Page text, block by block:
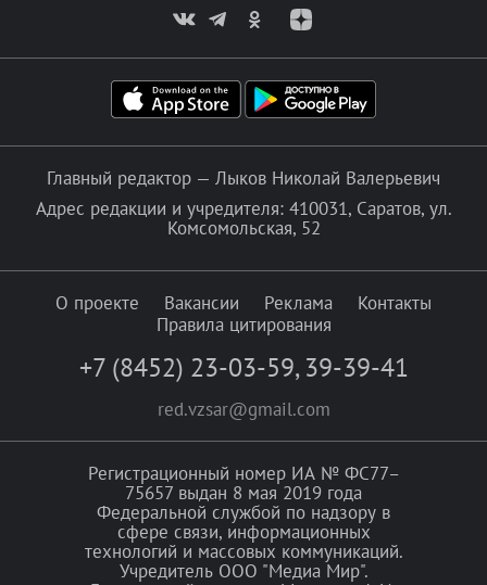
Главный редактор — Лыков Николай Валерьевич
Адрес редакции и учредителя: 410031, Саратов, ул.
Комсомольская, 52
О проекте Вакансии Реклама
Контакты
Правила цитирования
+7 (8452) 23-03-59, 39-39-41
red.vzsar@gmail.com
Регистрационный номер ИА № ФС77–
75657 выдан 8 мая 2019 года
Федеральной службой по надзору в
сфере связи, информационных
технологий и массовых коммуникаций.
Учредитель ООО "Медиа Мир".